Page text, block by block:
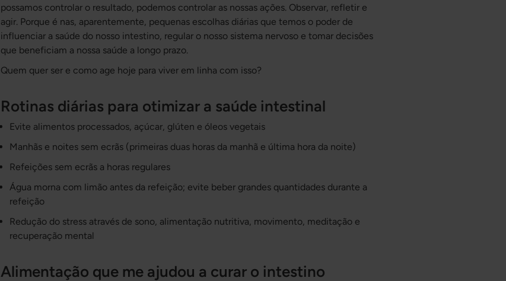
possamos controlar o resultado, podemos controlar as nossas ações. Observar, refletir e
agir. Porque é nas, aparentemente, pequenas escolhas diárias que temos o poder de
influenciar a saúde do nosso intestino, regular o nosso sistema nervoso e tomar decisões
que beneficiam a nossa saúde a longo prazo.
Quem quer ser e como age hoje para viver em linha com isso?
Rotinas diárias para otimizar a saúde intestinal
Evite alimentos processados, açúcar, glúten e óleos vegetais
Manhãs e noites sem ecrãs (primeiras duas horas da manhã e última hora da noite)
Refeições sem ecrãs a horas regulares
Água morna com limão antes da refeição; evite beber grandes quantidades durante a
refeição
Redução do stress através de sono, alimentação nutritiva, movimento, meditação e
recuperação mental
Alimentação que me ajudou a curar o intestino